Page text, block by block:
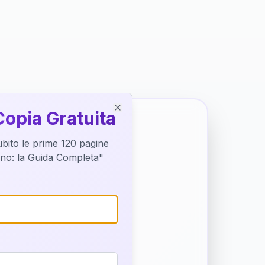
di
Gratuita
le prime 120 pagine
la Guida Completa"